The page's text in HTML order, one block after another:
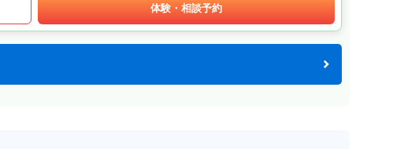
体験・相談予約